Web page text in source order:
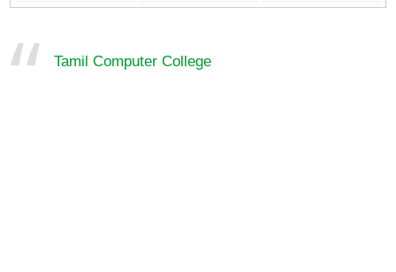
Tamil Computer College